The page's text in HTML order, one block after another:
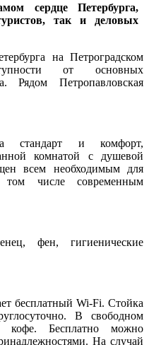
сердце Петербурга,
так и деловых
на Петроградском
от основных
Рядом Петропавловская
стандарт и комфорт,
комнатой с душевой
всем необходимым для
числе современным
фен, гигиенические
бесплатный Wi-Fi. Стойка
В свободном
кофе. Бесплатно можно
На случай